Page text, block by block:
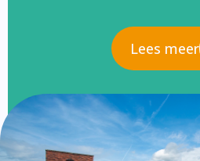
Lees meer